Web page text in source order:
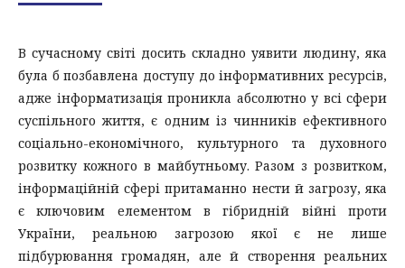
В сучасному світі досить складно уявити людину, яка
була б позбавлена доступу до інформативних ресурсів,
адже інформатизація проникла абсолютно у всі сфери
суспільного життя, є одним із чинників ефективного
соціально-економічного, культурного та духовного
розвитку кожного в майбутньому. Разом з розвитком,
інформаційній сфері притаманно нести й загрозу, яка
є ключовим елементом в гібридній війні проти
України, реальною загрозою якої є не лише
підбурювання громадян, але й створення реальних